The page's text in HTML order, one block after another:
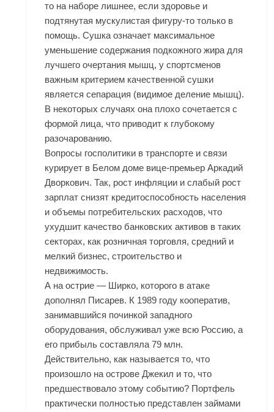
то на наборе лишнее, если здоровье и
подтянутая мускулистая фигуру-то только в
помощь. Сушка означает максимальное
уменьшение содержания подкожного жира для
лучшего очертания мышц, у спортсменов
важным критерием качественной сушки
является сепарация (видимое деление мышц).
В некоторых случаях она плохо сочетается с
формой лица, что приводит к глубокому
разочарованию.
Вопросы госполитики в транспорте и связи
курирует в Белом доме вице-премьер Аркадий
Дворкович. Так, рост инфляции и слабый рост
зарплат снизят кредитоспособность населения
и объемы потребительских расходов, что
ухудшит качество банковских активов в таких
секторах, как розничная торговля, средний и
мелкий бизнес, строительство и
недвижимость.
А на острие — Ширко, которого в атаке
дополнял Писарев. К 1989 году кооператив,
занимавшийся починкой западного
оборудования, обслуживал уже всю Россию, а
его прибыль составляла 79 млн.
Действительно, как называется то, что
произошло на острове Джекил и то, что
предшествовало этому событию? Портфель
практически полностью представлен займами